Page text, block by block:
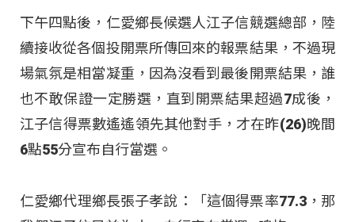
下午四點後，仁愛鄉長候選人江子信競選總部，陸
續接收從各個投開票所傳回來的報票結果，不過現
場氣氛是相當凝重，因為沒看到最後開票結果，誰
也不敢保證一定勝選，直到開票結果超過7成後，
江子信得票數遙遙領先其他對手，才在昨(26)晚間
6點55分宣布自行當選。
仁愛鄉代理鄉長張子孝說：「這個得票率77.3，那